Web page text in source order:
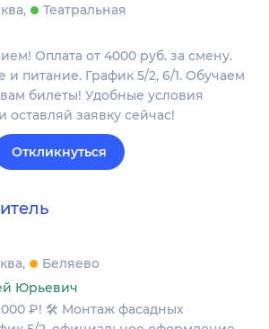
Театральная
Оплата от 4000 руб. за смену.
и питание. График 5/2, 6/1. Обучаем
билеты! Удобные условия
оставляй заявку сейчас!
Откликнуться
Беляево
Юрьевич
000 ₽! 🛠 Монтаж фасадных